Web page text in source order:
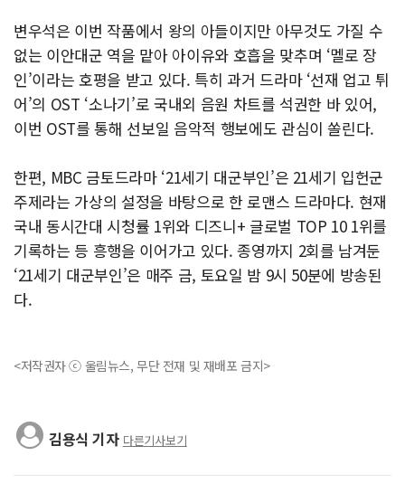
변우석은 이번 작품에서 왕의 아들이지만 아무것도 가질 수
없는 이안대군 역을 맡아 아이유와 호흡을 맞추며 ‘멜로 장
인’이라는 호평을 받고 있다. 특히 과거 드라마 ‘선재 업고 튀
어’의 OST ‘소나기’로 국내외 음원 차트를 석권한 바 있어,
이번 OST를 통해 선보일 음악적 행보에도 관심이 쏠린다.
한편, MBC 금토드라마 ‘21세기 대군부인’은 21세기 입헌군
주제라는 가상의 설정을 바탕으로 한 로맨스 드라마다. 현재
국내 동시간대 시청률 1위와 디즈니+ 글로벌 TOP 10 1위를
기록하는 등 흥행을 이어가고 있다. 종영까지 2회를 남겨둔
‘21세기 대군부인’은 매주 금, 토요일 밤 9시 50분에 방송된
다.
<저작권자 ⓒ 울림뉴스, 무단 전재 및 재배포 금지>
김용식 기자 다른기사보기